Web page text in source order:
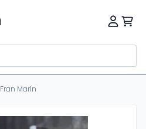
Fran Marín